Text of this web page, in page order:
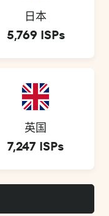
日本
5,769 ISPs
英国
7,247 ISPs